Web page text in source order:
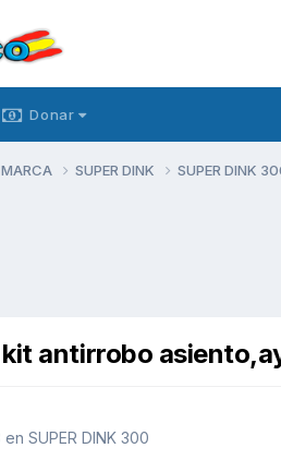
Donar
SUPER DINK SUPER DINK
antirrobo
en SUPER DINK 300